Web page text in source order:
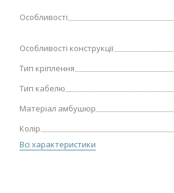
Особливості
Особливості конструкції
Тип кріплення
Тип кабелю
Матеріал амбушюр
Колір
Всі характеристики